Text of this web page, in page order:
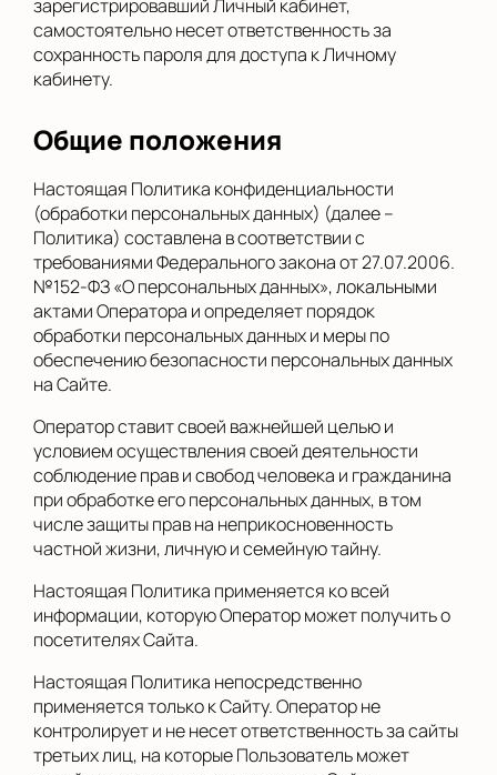
зарегистрировавший Личный кабинет,
самостоятельно несет ответственность за
сохранность пароля для доступа к Личному
кабинету.
Общие положения
Настоящая Политика конфиденциальности
(обработки персональных данных) (далее –
Политика) составлена в соответствии с
требованиями Федерального закона от 27.07.2006.
№152-ФЗ «О персональных данных», локальными
актами Оператора и определяет порядок
обработки персональных данных и меры по
обеспечению безопасности персональных данных
на Сайте.
Оператор ставит своей важнейшей целью и
условием осуществления своей деятельности
соблюдение прав и свобод человека и гражданина
при обработке его персональных данных, в том
числе защиты прав на неприкосновенность
частной жизни, личную и семейную тайну.
Настоящая Политика применяется ко всей
информации, которую Оператор может получить о
посетителях Сайта.
Настоящая Политика непосредственно
применяется только к Сайту. Оператор не
контролирует и не несет ответственность за сайты
третьих лиц, на которые Пользователь может